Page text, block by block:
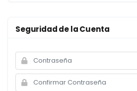
Seguridad de la Cuenta